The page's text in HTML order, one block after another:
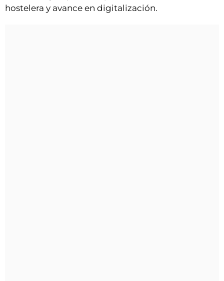
hostelera y avance en digitalización.